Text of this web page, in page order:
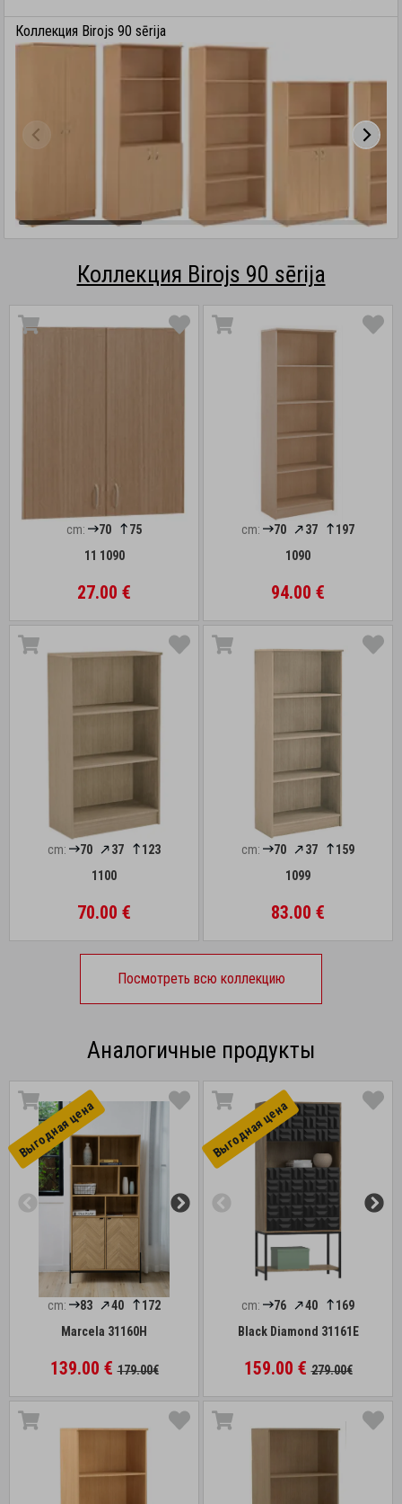
Коллекция Birojs 90 sērija
Коллекция Birojs 90 sērija
cm: 70
75
11 1090
27.00 €
cm: 70 37
197
1090
94.00 €
cm: 70 37
123
1100
70.00 €
cm: 70 37
159
1099
83.00 €
Посмотреть всю коллекцию
Аналогичные продукты
Выгоднaя цена
cm: 83 40
172
Marcela 31160H
139.00 €179.00€
Выгоднaя цена
cm: 76 40
169
Black Diamond 31161E
159.00 €279.00€